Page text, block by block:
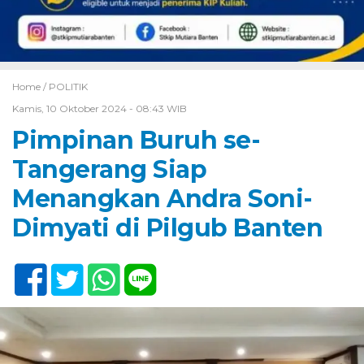
Home / POLITIK
Kamis, 10 Oktober 2024 - 08:43 WIB
Pimpinan Buruh se-
Tangerang Siap
Menangkan Andra Soni-
Dimyati di Pilgub Banten